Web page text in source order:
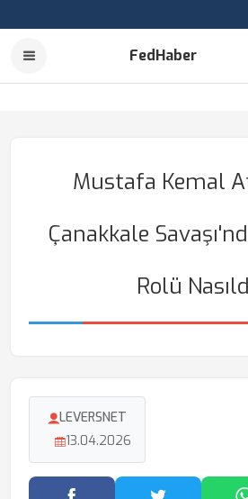
FedHaber
Mustafa Kemal
Çanakkale
Rolü
LEVERSNET
13.04.2026